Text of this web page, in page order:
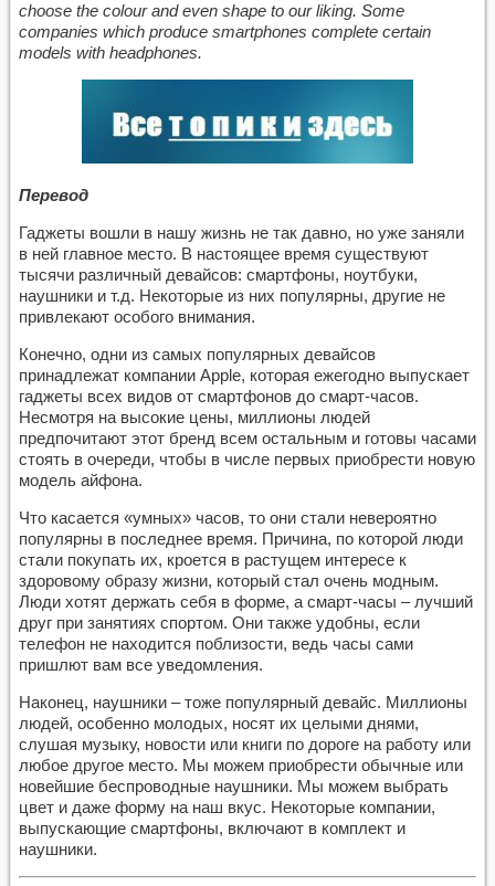
choose the colour and even shape to our liking. Some
companies which produce smartphones complete certain
models with headphones.
Перевод
Гаджеты вошли в нашу жизнь не так давно, но уже заняли
в ней главное место. В настоящее время существуют
тысячи различный девайсов: смартфоны, ноутбуки,
наушники и т.д. Некоторые из них популярны, другие не
привлекают особого внимания.
Конечно, одни из самых популярных девайсов
принадлежат компании Apple, которая ежегодно выпускает
гаджеты всех видов от смартфонов до смарт-часов.
Несмотря на высокие цены, миллионы людей
предпочитают этот бренд всем остальным и готовы часами
стоять в очереди, чтобы в числе первых приобрести новую
модель айфона.
Что касается «умных» часов, то они стали невероятно
популярны в последнее время. Причина, по которой люди
стали покупать их, кроется в растущем интересе к
здоровому образу жизни, который стал очень модным.
Люди хотят держать себя в форме, а смарт-часы – лучший
друг при занятиях спортом. Они также удобны, если
телефон не находится поблизости, ведь часы сами
пришлют вам все уведомления.
Наконец, наушники – тоже популярный девайс. Миллионы
людей, особенно молодых, носят их целыми днями,
слушая музыку, новости или книги по дороге на работу или
любое другое место. Мы можем приобрести обычные или
новейшие беспроводные наушники. Мы можем выбрать
цвет и даже форму на наш вкус. Некоторые компании,
выпускающие смартфоны, включают в комплект и
наушники.